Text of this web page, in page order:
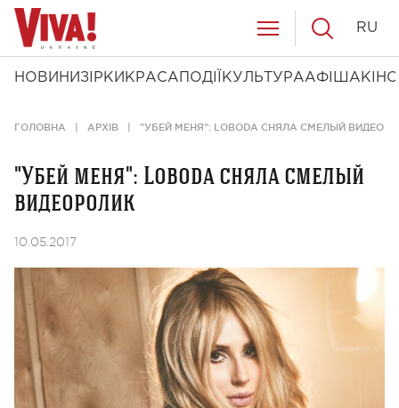
НОВИНИ ЗІРКИ КРАСА ПОДІЇ КУЛЬТУРААФІША КІНО
RU
ГОЛОВНА АРХІВ "УБЕЙ МЕНЯ": LOBODA СНЯЛА СМЕЛЫЙ
"Убей меня": Loboda сняла смелый
видеоролик
10.05.2017